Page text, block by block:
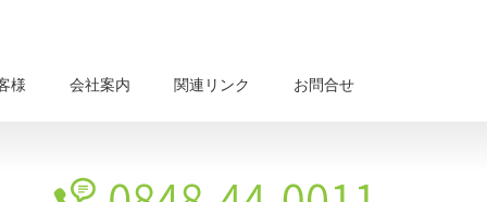
様 会社案内 関連リンク お問合せ